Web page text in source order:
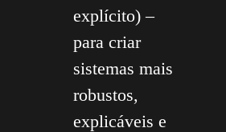
explícito) –
para criar
sistemas mais
robustos,
explicáveis e